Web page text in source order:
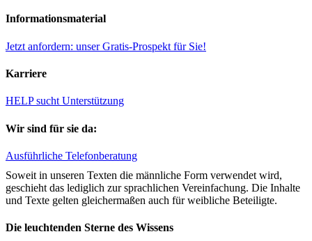
Informationsmaterial
Jetzt anfordern: unser Gratis-Prospekt für Sie!
Karriere
HELP sucht Unterstützung
Wir sind für sie da:
Ausführliche Telefonberatung
Soweit in unseren Texten die männliche Form verwendet wird,
geschieht das lediglich zur sprachlichen Vereinfachung. Die Inhalte
und Texte gelten gleichermaßen auch für weibliche Beteiligte.
Die leuchtenden Sterne des Wissens